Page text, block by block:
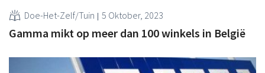
Doe-Het-Zelf/Tuin 5 Oktober, 2023
Gamma mikt op meer dan 100 winkels in België